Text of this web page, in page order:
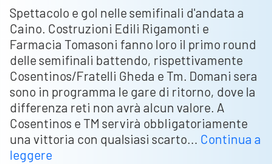
Spettacolo e gol nelle semifinali d'andata a
Caino. Costruzioni Edili Rigamonti e
Farmacia Tomasoni fanno loro il primo round
delle semifinali battendo, rispettivamente
Cosentinos/Fratelli Gheda e Tm. Domani sera
sono in programma le gare di ritorno, dove la
differenza reti non avrà alcun valore. A
Cosentinos e TM servirà obbligatoriamente
una vittoria con qualsiasi scarto… Continua a
leggereSemifinali